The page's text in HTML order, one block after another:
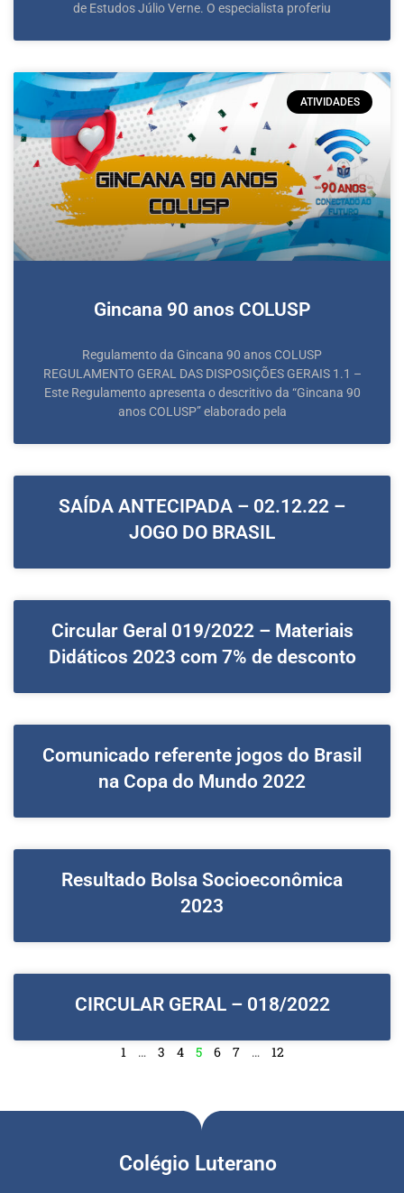
de Estudos Júlio Verne. O especialista proferiu
ATIVIDADES
Gincana 90 anos COLUSP
Regulamento da Gincana 90 anos COLUSP
REGULAMENTO GERAL DAS DISPOSIÇÕES GERAIS 1.1 –
Este Regulamento apresenta o descritivo da “Gincana 90
anos COLUSP” elaborado pela
SAÍDA ANTECIPADA – 02.12.22 –
JOGO DO BRASIL
Circular Geral 019/2022 – Materiais
Didáticos 2023 com 7% de desconto
Comunicado referente jogos do Brasil
na Copa do Mundo 2022
Resultado Bolsa Socioeconômica
2023
CIRCULAR GERAL – 018/2022
1 … 3 4 5 6 7 … 12
Colégio Luterano